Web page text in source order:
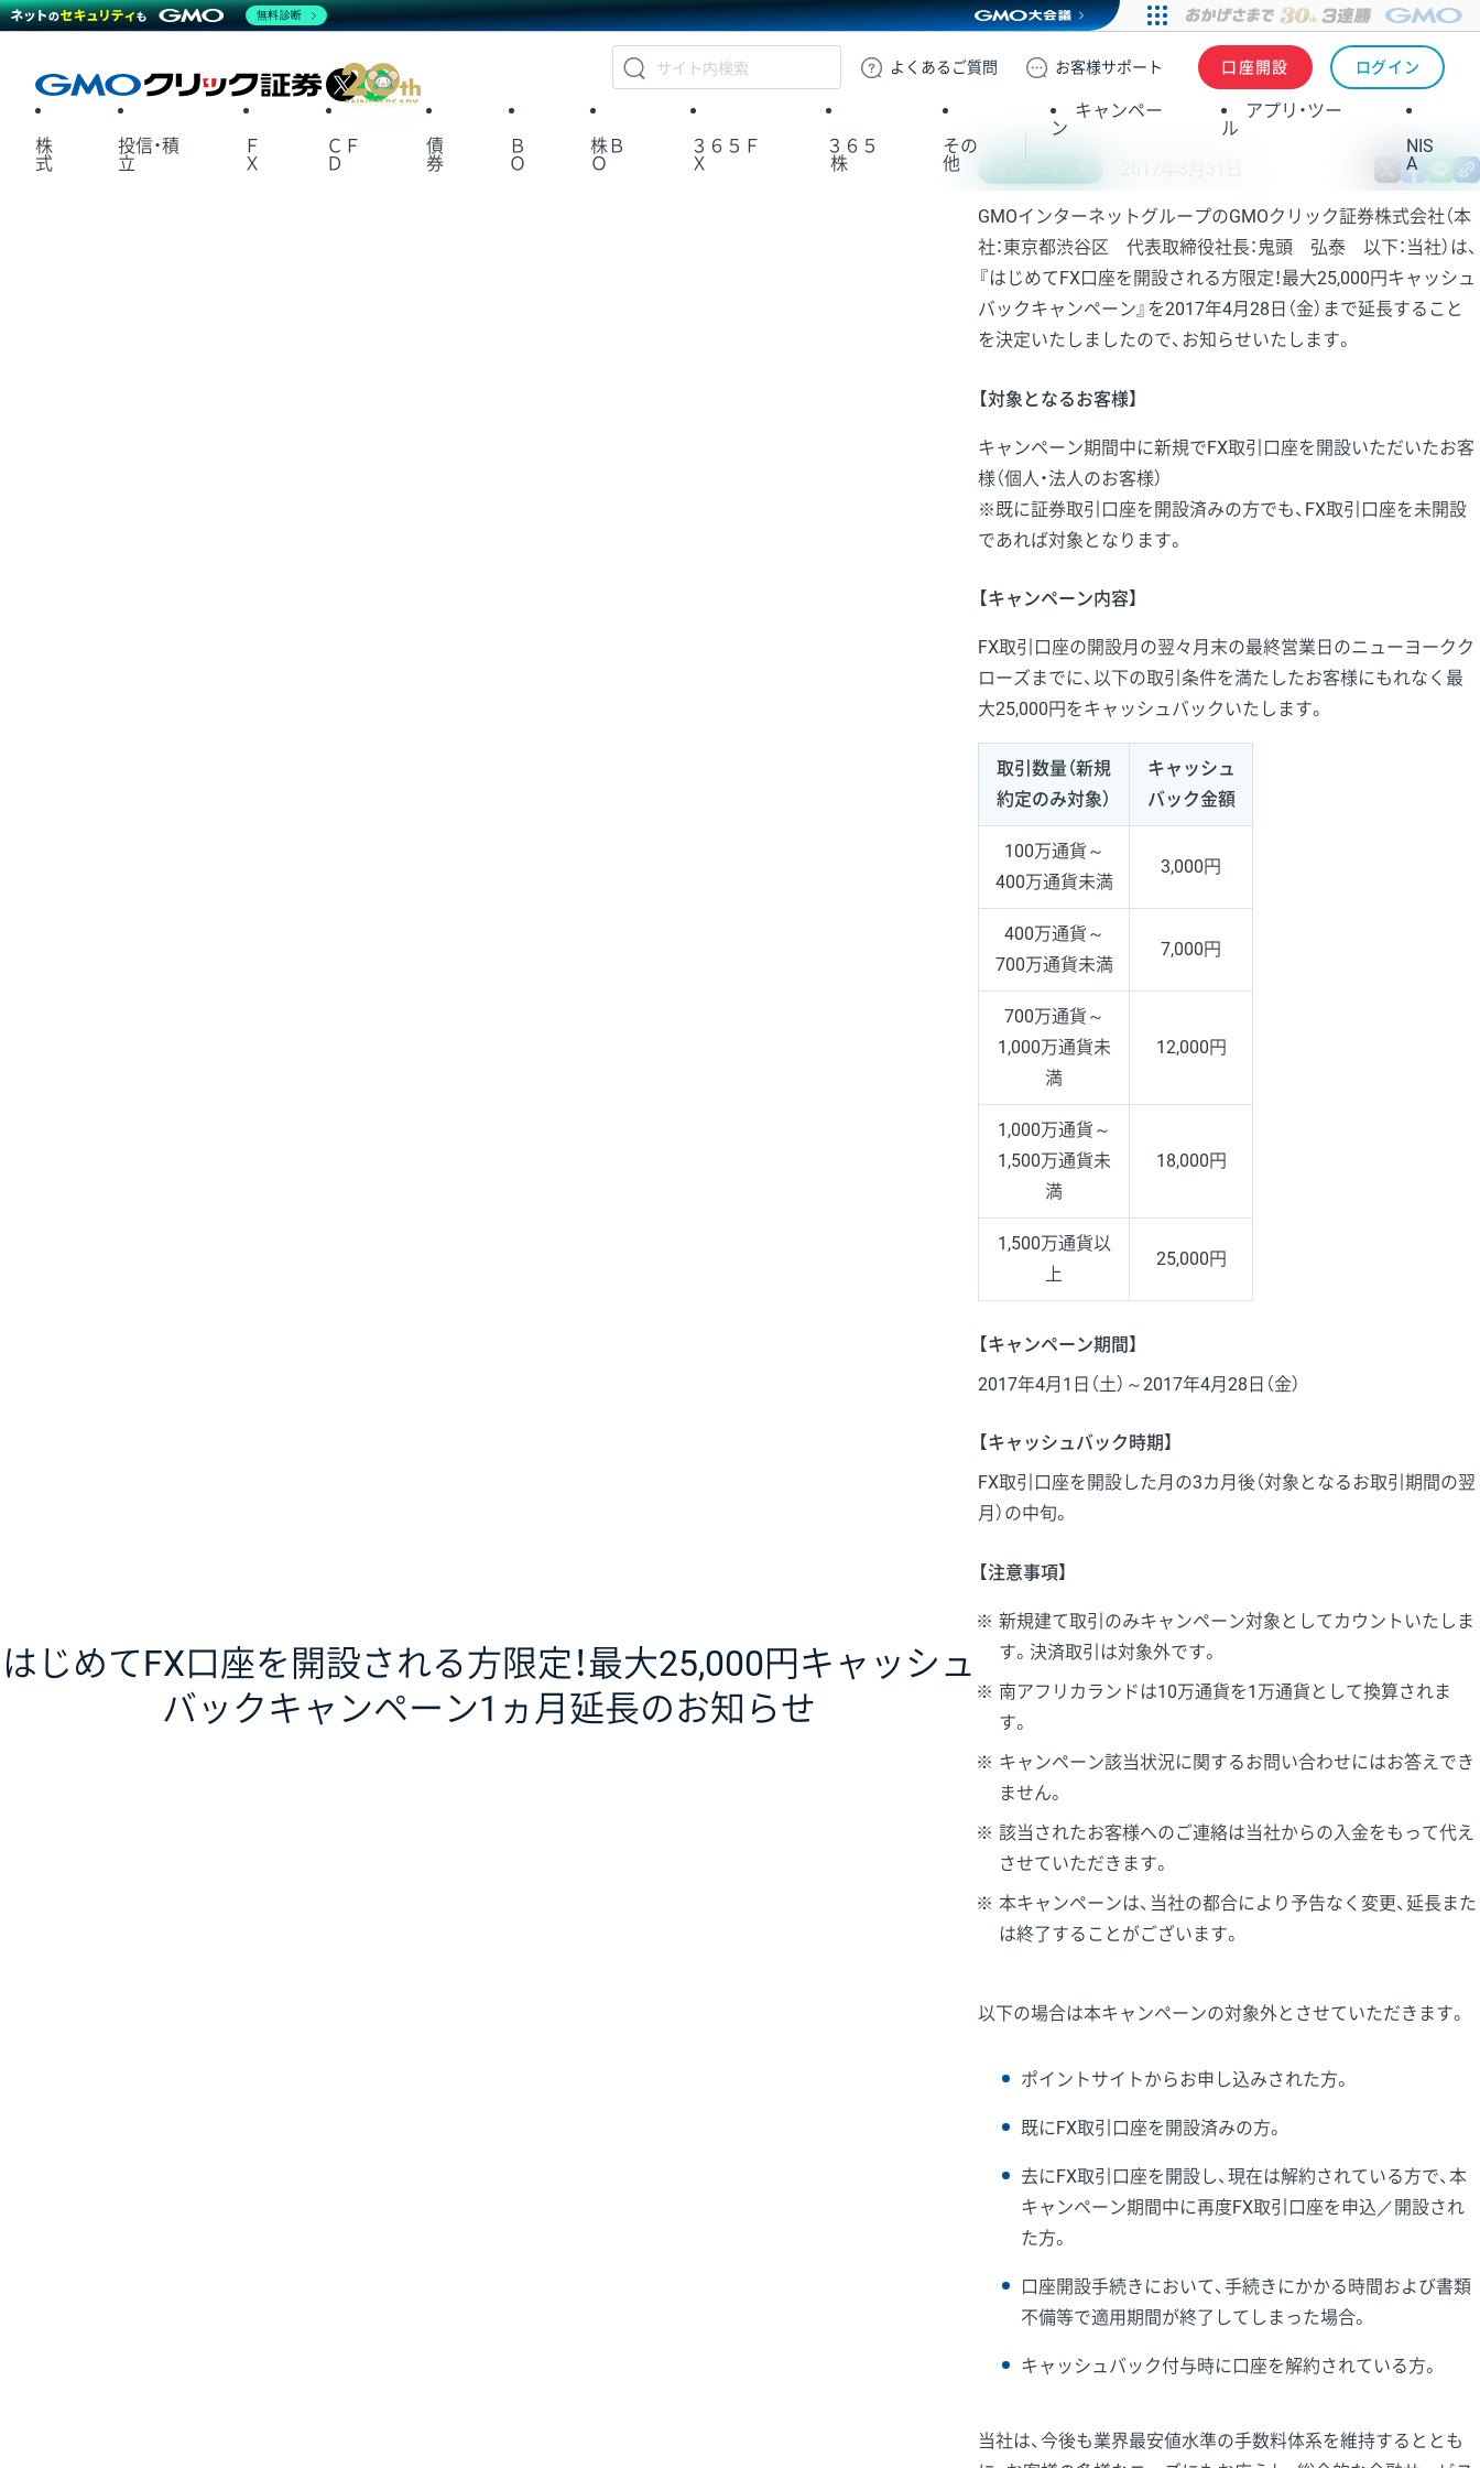
GMOクリック証券
よくある ご質問 お客様サポート 口座開設 ログイン
X
株
式
投信・積
立
Ｆ
Ｘ
ＣＦ
Ｄ
債
券
Ｂ
Ｏ
株Ｂ
Ｏ
３６５Ｆ
Ｘ
３６５
株
その
他
キャンペー
ン
アプリ・ツー
ル
NIS
A
はじめてFX口座を開設される方限定！最大25,000円キャッシュ
バックキャンペーン1ヵ月延長のお知らせ
X
GMOインターネットグループのGMOクリック証券株式会社（本
社：東京都渋谷区 代表取締役社長：鬼頭 弘泰 以下：当社）は、
『はじめてFX口座を開設される方限定！最大25,000円キャッシュ
バックキャンペーン』を2017年4月28日（金）まで延長すること
を決定いたしましたので、お知らせいたします。
【対象となるお客様】
キャンペーン期間中に新規でFX取引口座を開設いただいたお客
様（個人・法人のお客様）
※既に証券取引口座を開設済みの方でも、FX取引口座を未開設
であれば対象となります。
【キャンペーン内容】
FX取引口座の開設月の翌々月末の最終営業日のニューヨークク
ローズまでに、以下の取引条件を満たしたお客様にもれなく最
大25,000円をキャッシュバックいたします。
取引数量（新規
約定のみ対象）
キャッシュ
バック金額
100万通貨～
400万通貨未満
3,000円
400万通貨～
700万通貨未満
7,000円
700万通貨～
1,000万通貨未
満
12,000円
1,000万通貨～
1,500万通貨未
満
18,000円
1,500万通貨以
上
25,000円
【キャンペーン期間】
2017年4月1日（土）～2017年4月28日（金）
【キャッシュバック時期】
FX取引口座を開設した月の3カ月後（対象となるお取引期間の翌
月）の中旬。
【注意事項】
※ 新規建て取引のみキャンペーン対象としてカウントいたしま
す。決済取引は対象外です。
※ 南アフリカランドは10万通貨を1万通貨として換算されま
す。
※ キャンペーン該当状況に関するお問い合わせにはお答えでき
ません。
※ 該当されたお客様へのご連絡は当社からの入金をもって代え
させていただきます。
※ 本キャンペーンは、当社の都合により予告なく変更、延長また
は終了することがございます。
以下の場合は本キャンペーンの対象外とさせていただきます。
ポイントサイトからお申し込みされた方。
既にFX取引口座を開設済みの方。
去にFX取引口座を開設し、現在は解約されている方で、本
キャンペーン期間中に再度FX取引口座を申込／開設され
た方。
口座開設手続きにおいて、手続きにかかる時間および書類
不備等で適用期間が終了してしまった場合。
キャッシュバック付与時に口座を解約されている方。
当社は、今後も業界最安値水準の手数料体系を維持するととも
無料診断